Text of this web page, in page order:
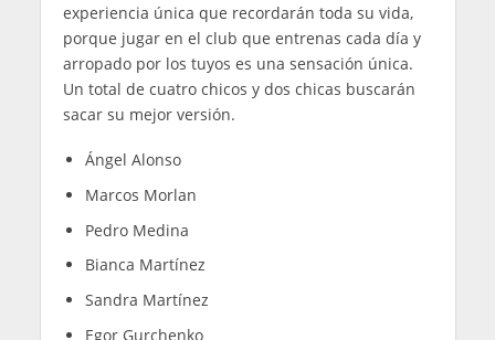
experiencia única que recordarán toda su vida,
porque jugar en el club que entrenas cada día y
arropado por los tuyos es una sensación única.
Un total de cuatro chicos y dos chicas buscarán
sacar su mejor versión.
Ángel Alonso
Marcos Morlan
Pedro Medina
Bianca Martínez
Sandra Martínez
Egor Gurchenko